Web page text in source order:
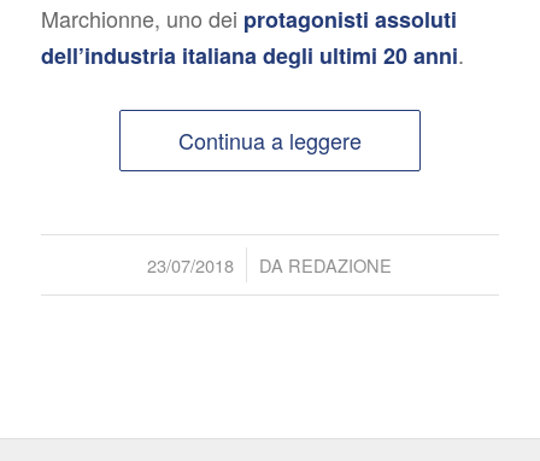
Marchionne, uno dei protagonisti assoluti
dell’industria italiana degli ultimi 20 anni.
Continua a leggere
23/07/2018
/ DA REDAZIONE